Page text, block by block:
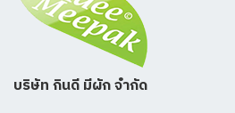
บริษัท กินดี มีผัก จำกัด